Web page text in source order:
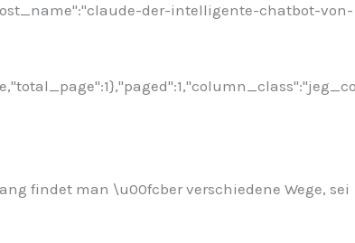
der-intelligente-chatbot-von-
findet man \u00fcber verschiedene Wege, sei